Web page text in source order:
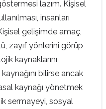
lazım. Kişisel
insanları
gelişimde amaç,
zayıf yönlerini görüp
kaynaklarını
bilirse ancak
kaynağı yönetmek
sermayeyi, sosyal